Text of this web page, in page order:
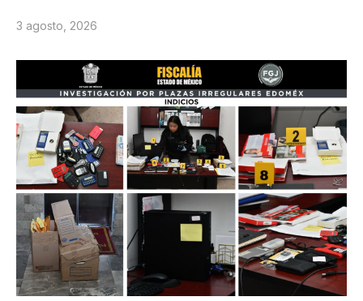
3 agosto, 2026